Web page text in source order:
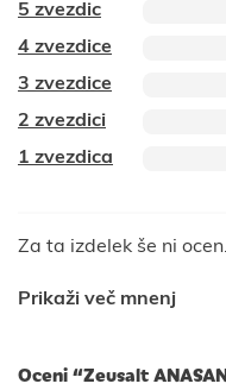
5 zvezdic
4 zvezdice
3 zvezdice
2 zvezdici
1 zvezdica
Za ta izdelek še ni ocen.
Prikaži več mnenj
Oceni “Zeusalt